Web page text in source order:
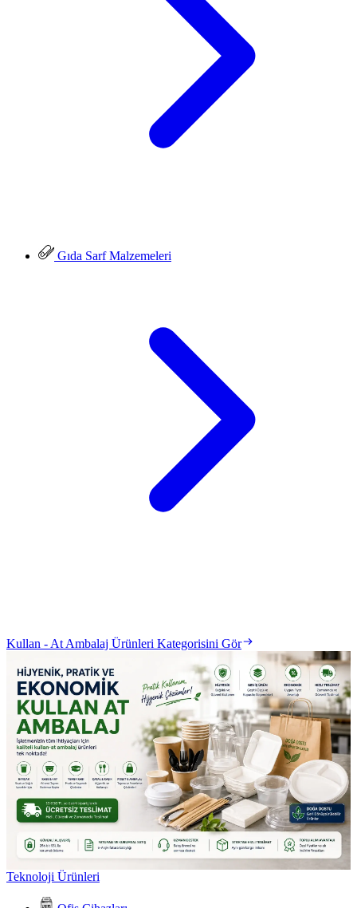
Gıda Sarf Malzemeleri
Kullan - At Ambalaj Ürünleri Kategorisini Gör
Teknoloji Ürünleri